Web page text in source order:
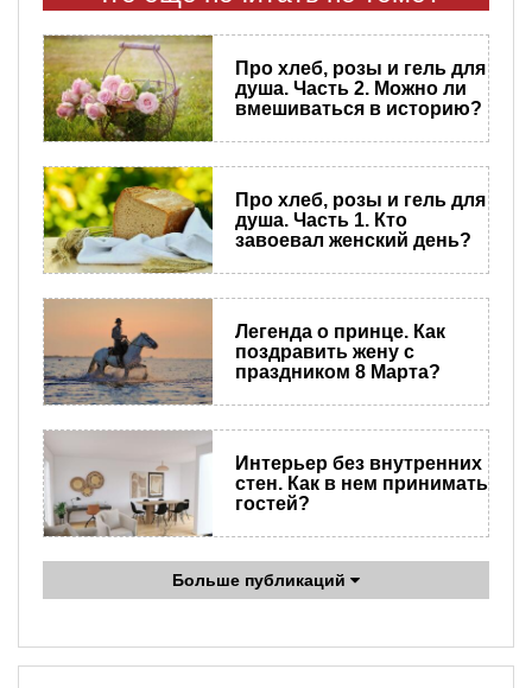
Про хлеб, розы и гель для
душа. Часть 2. Можно ли
вмешиваться в историю?
Про хлеб, розы и гель для
душа. Часть 1. Кто
завоевал женский день?
Легенда о принце. Как
поздравить жену с
праздником 8 Марта?
Интерьер без внутренних
стен. Как в нем принимать
гостей?
Больше публикаций